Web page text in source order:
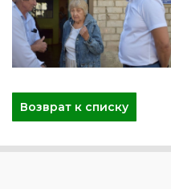
Возврат к списку